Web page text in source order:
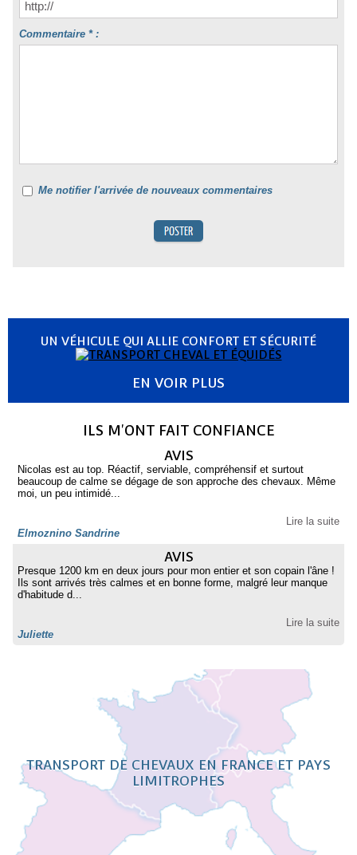
Commentaire * :
Me notifier l'arrivée de nouveaux commentaires
UN VÉHICULE QUI ALLIE CONFORT ET SÉCURITÉ
EN VOIR PLUS
ILS M'ONT FAIT CONFIANCE
AVIS
Nicolas est au top. Réactif, serviable, compréhensif et surtout
beaucoup de calme se dégage de son approche des chevaux. Même
moi, un peu intimidé...
Lire la suite
Elmoznino Sandrine
AVIS
Presque 1200 km en deux jours pour mon entier et son copain l'âne !
Ils sont arrivés très calmes et en bonne forme, malgré leur manque
d'habitude d...
Lire la suite
Juliette
TRANSPORT DE CHEVAUX EN FRANCE ET PAYS
LIMITROPHES